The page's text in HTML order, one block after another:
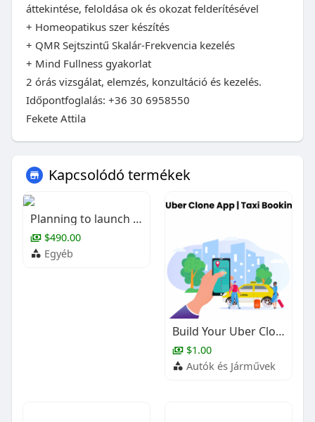
áttekintése, feloldása ok és okozat felderítésével
+ Homeopatikus szer készítés
+ QMR Sejtszintű Skalár-Frekvencia kezelés
+ Mind Fullness gyakorlat
2 órás vizsgálat, elemzés, konzultáció és kezelés.
Időpontfoglalás: +36 30 6958550
Fekete Attila
Kapcsolódó termékek
Planning to launch your own car rental business?
$490.00
Egyéb
Build Your Uber Clone App | Taxi Booking Platform
$1.00
Autók és Járművek